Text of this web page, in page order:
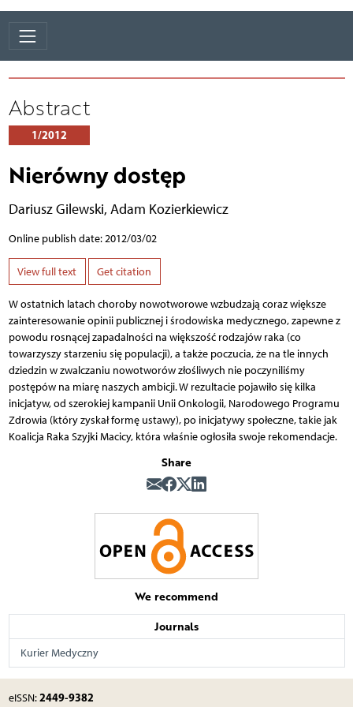
Abstract
1/2012
Nierówny dostęp
Dariusz Gilewski, Adam Kozierkiewicz
Online publish date: 2012/03/02
View full text Get citation
W ostatnich latach choroby nowotworowe wzbudzają coraz większe
zainteresowanie opinii publicznej i środowiska medycznego, zapewne z
powodu rosnącej zapadalności na większość rodzajów raka (co
towarzyszy starzeniu się populacji), a także poczucia, że na tle innych
dziedzin w zwalczaniu nowotworów złośliwych nie poczyniliśmy
postępów na miarę naszych ambicji. W rezultacie pojawiło się kilka
inicjatyw, od szerokiej kampanii Unii Onkologii, Narodowego Programu
Zdrowia (który zyskał formę ustawy), po inicjatywy społeczne, takie jak
Koalicja Raka Szyjki Macicy, która właśnie ogłosiła swoje rekomendacje.
Share
We recommend
Journals
Kurier Medyczny
eISSN:2449-9382